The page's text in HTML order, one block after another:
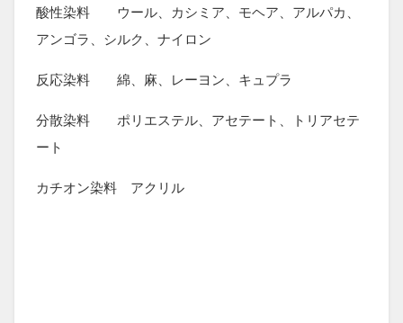
酸性染料 ウール、カシミア、モヘア、アルパカ、
アンゴラ、シルク、ナイロン
反応染料 綿、麻、レーヨン、キュプラ
分散染料 ポリエステル、アセテート、トリアセテ
ート
カチオン染料 アクリル